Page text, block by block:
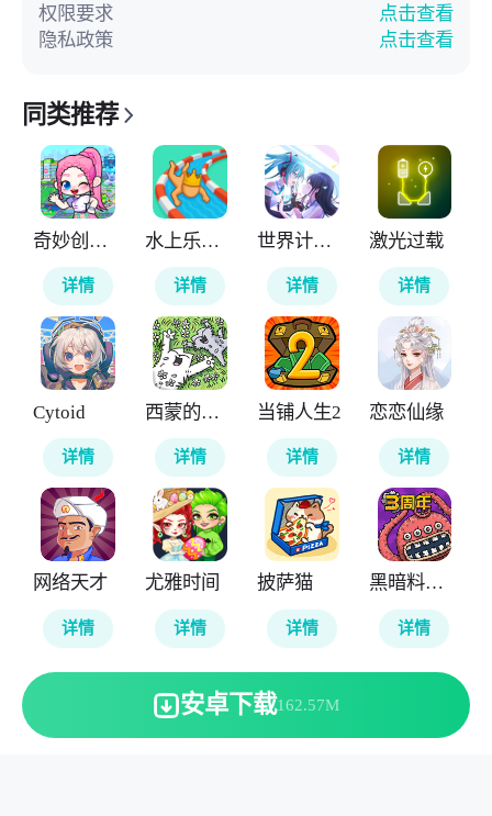
权限要求
点击查看
隐私政策
点击查看
同类推荐
奇妙创意世界全解锁
详情
水上乐园大作战
详情
世界计划缤纷舞台国际服
详情
激光过载
详情
Cytoid
详情
西蒙的猫消除
详情
当铺人生2
详情
恋恋仙缘
详情
网络天才
详情
尤雅时间
详情
披萨猫
详情
黑暗料理王
详情
安卓下载162.57M